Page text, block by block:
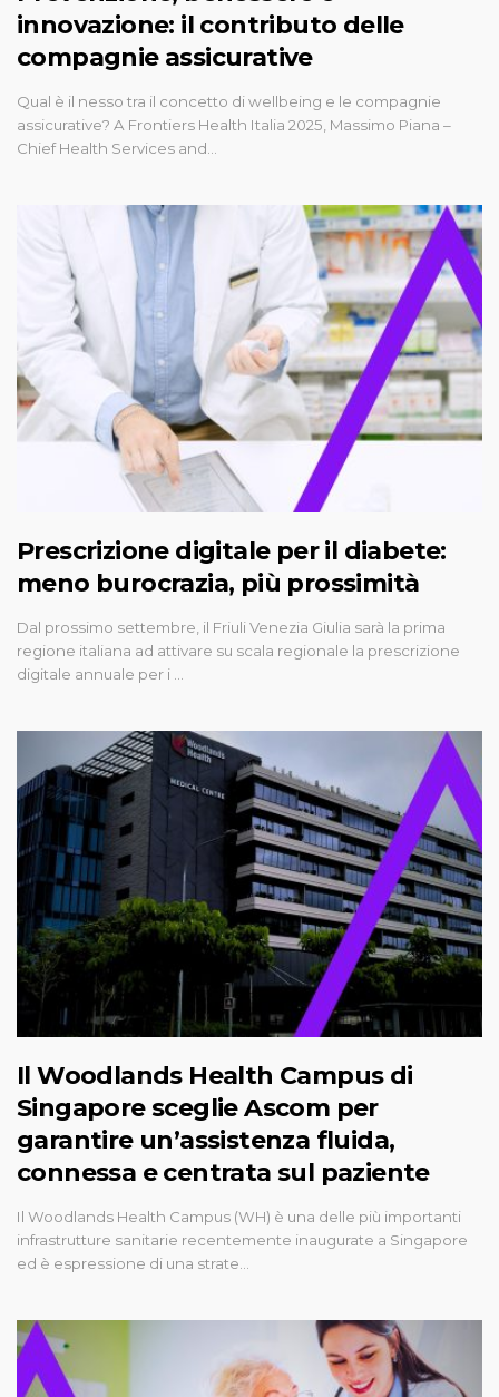
innovazione: il contributo delle
compagnie assicurative
Qual è il nesso tra il concetto di wellbeing e le compagnie
assicurative? A Frontiers Health Italia 2025, Massimo Piana –
Chief Health Services and…
Prescrizione digitale per il diabete:
meno burocrazia, più prossimità
Dal prossimo settembre, il Friuli Venezia Giulia sarà la prima
regione italiana ad attivare su scala regionale la prescrizione
digitale annuale per i …
Il Woodlands Health Campus di
Singapore sceglie Ascom per
garantire un’assistenza fluida,
connessa e centrata sul paziente
Il Woodlands Health Campus (WH) è una delle più importanti
infrastrutture sanitarie recentemente inaugurate a Singapore
ed è espressione di una strate…